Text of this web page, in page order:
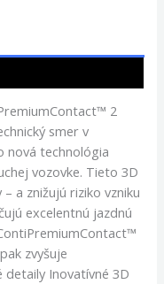
2
smer v
nová technológia
vozovke. Tieto 3D
a znižujú riziko vzniku
excelentnú jazdnú
zvyšuje
Inovatívné 3D